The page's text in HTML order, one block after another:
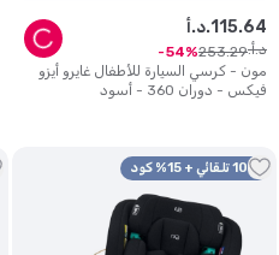
مون - كرسي السيارة للأطفال غايرو أيزو
فيكس - دوران 360 - أسود
د.أ.115.64
د.أ. 253.29
54
10% تلقائي + 15% كود